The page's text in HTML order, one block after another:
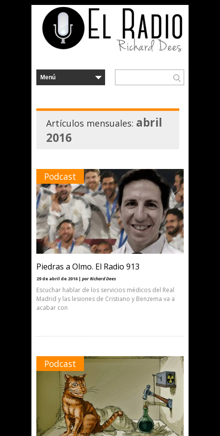
Artículos mensuales: abril
2016
Podcast
Piedras a Olmo. El Radio 913
29 de abril de 2016 | por Richard Dees
Escuchar hablar de los servicios médicos del Real
Madrid y las lesiones de Cristiano y Benzema va a
acabar con
Podcast